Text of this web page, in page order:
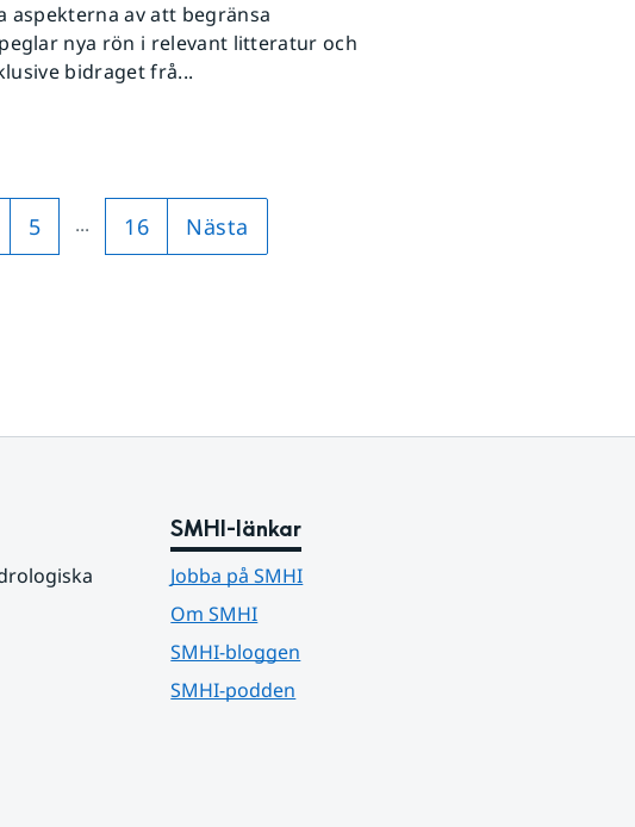
aspekterna av att begränsa
nya rön i relevant litteratur och
bidraget frå...
5 ... 16 Nästa
på
SMHI-länkar
Jobba på SMHI
Om SMHI
SMHI-bloggen
SMHI-podden